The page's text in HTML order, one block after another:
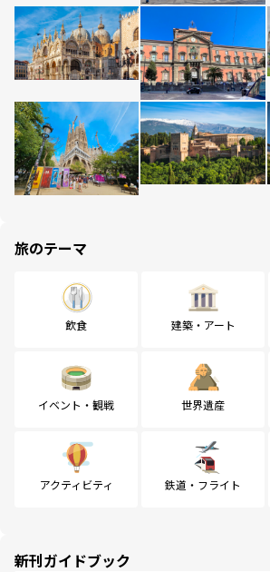
旅のテーマ
飲食 建築・アート
イベント・観戦 世界遺産
アクティビティ 鉄道・フライト
新刊ガイドブック